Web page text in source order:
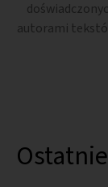
autorami